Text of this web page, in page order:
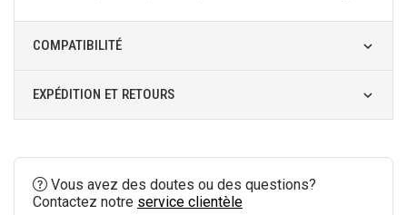
COMPATIBILITÉ
EXPÉDITION ET RETOURS
Vous avez des doutes ou des questions?
Contactez notre service clientèle